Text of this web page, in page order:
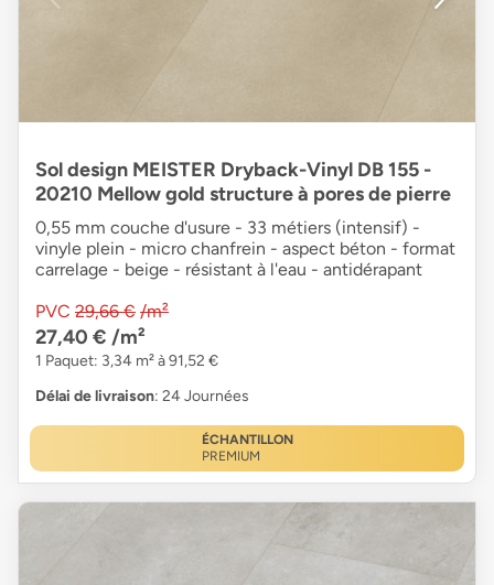
Sol design MEISTER Dryback-Vinyl DB 155 -
20210 Mellow gold structure à pores de pierre
0,55 mm couche d'usure - 33 métiers (intensif) -
vinyle plein - micro chanfrein - aspect béton - format
carrelage - beige - résistant à l'eau - antidérapant
PVC 29,66 € /m²
27,40 € /m²
1 Paquet: 3,34 m² à 91,52 €
Délai de livraison: 24 Journées
ÉCHANTILLON
PREMIUM